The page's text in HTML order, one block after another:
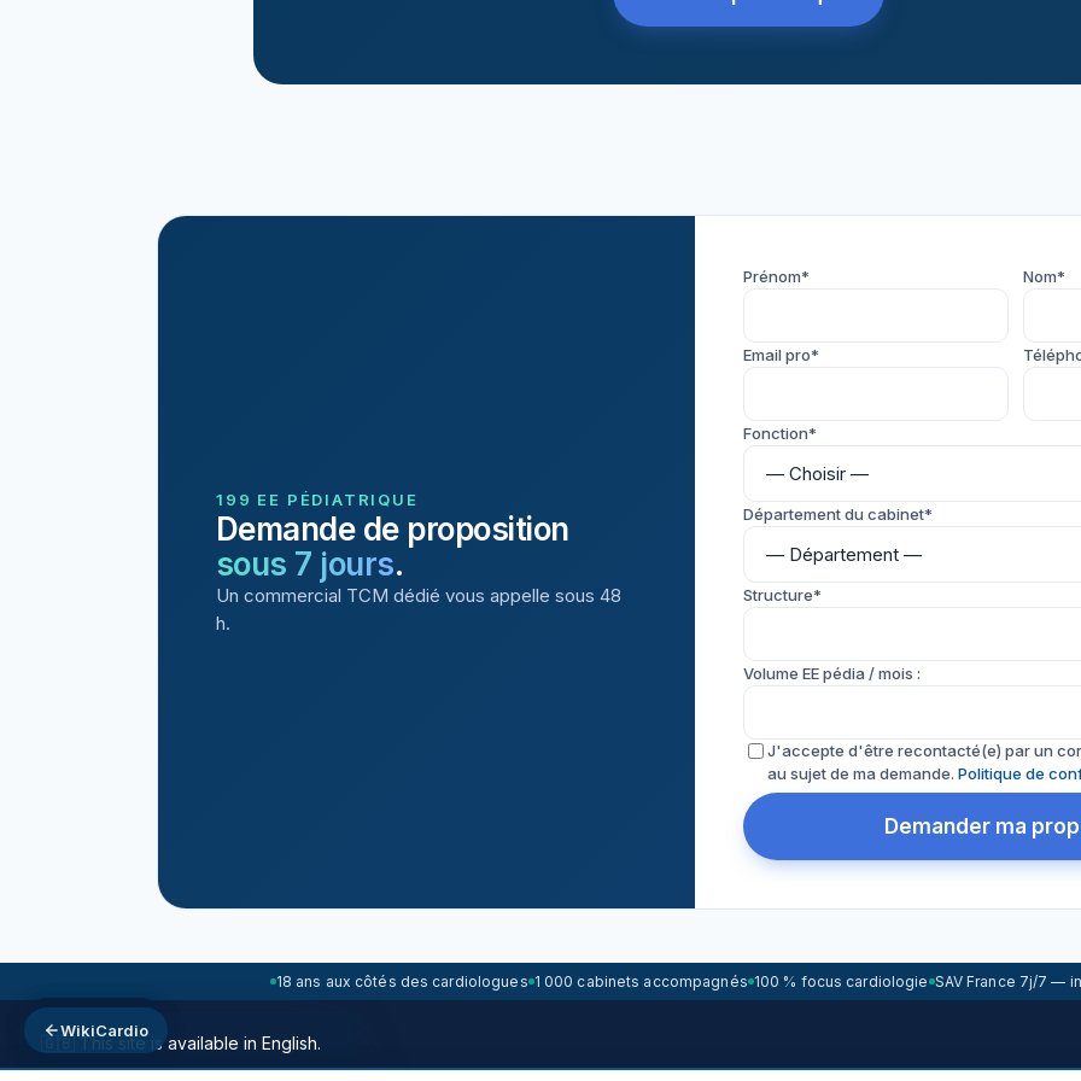
199 EE PÉDIATRIQUE
Demande de proposition
sous 7 jours.
Un commercial TCM dédié vous appelle sous 48
h.
Prénom* Nom*
Email pro*
Fonction*
Département du cabinet*
Structure*
Volume EE pédia / mois :
J'accepte d'être recontacté(e) par un
au sujet de ma demande. Politique de
Demander ma
18 ans aux côtés des cardiologues 1 000 cabinets accompagnés 100 % focus cardiologie SAV France 7j/7 —
WikiCardio
🇬🇧 This site is available in English.